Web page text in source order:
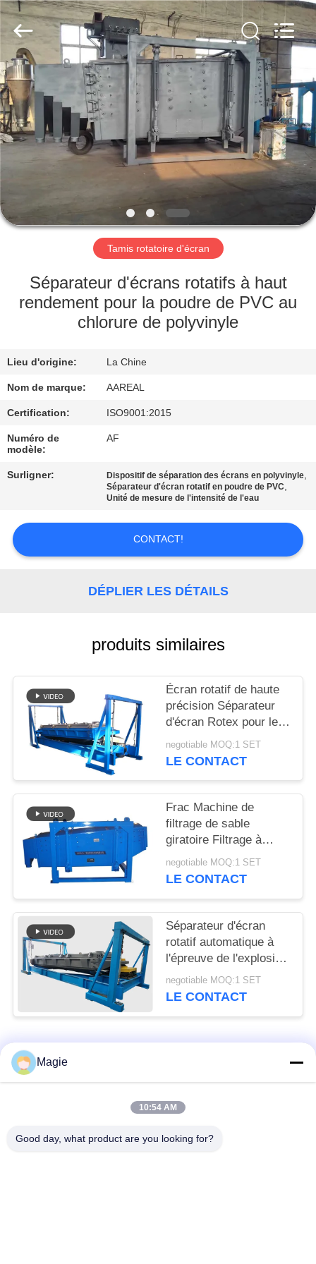
À
LA
MAISON
PRODUITS
À
PROPOS
NOUS
L'USINE
CONTRÔLE
DE
QUALITÉ
NOUS
CONTACTER
DEMANDEZ
DU
SITE
PRIVACY
POLICY
2026
Xinxiang
AAREAL
Machine
Co.,Ltd.
Rights
Reserved.
Tamis rotatoire d'écran
Séparateur d'écrans rotatifs à haut
rendement pour la poudre de PVC au
chlorure de polyvinyle
Lieu d'origine: La Chine
Nom de marque: AAREAL
Certification: ISO9001:2015
Numéro de
modèle:
AF
Surligner: Dispositif de séparation des écrans en polyvinyle,
Séparateur d'écran rotatif en poudre de PVC,
Unité de mesure de l'intensité de l'eau
CONTACT!
DÉPLIER LES DÉTAILS
produits similaires
Écran rotatif de haute
précision Séparateur
d'écran Rotex pour le
dépistage du sable de
silice
negotiable MOQ:1 SET
LE CONTACT
Frac Machine de
filtrage de sable
giratoire Filtrage à
grande capacité de
filtrage
negotiable MOQ:1 SET
LE CONTACT
Séparateur d'écran
rotatif automatique à
l'épreuve de l'explosion
pour la poudre
métallique de silicium
negotiable MOQ:1 SET
LE CONTACT
Catégories populaires
Tamis rotatoire
Magie
10:54 AM
Good day, what product are you looking for?